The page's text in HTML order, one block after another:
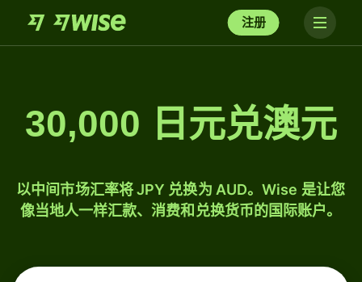
注册
30,000 日元兑澳元
以中间市场汇率将 JPY 兑换为 AUD。Wise 是让您
像当地人一样汇款、消费和兑换货币的国际账户。